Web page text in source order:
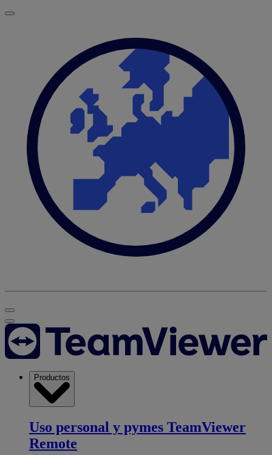
Productos
Uso personal y pymes TeamViewer
Remote